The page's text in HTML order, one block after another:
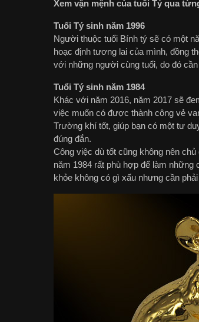
Xem vận mệnh của tuổi Tý qua
Tuổi Tý sinh năm 1996
Người thuộc tuổi Bính tý sẽ có một
hoạc định tương lai của mình, đồng
với những người cùng tuổi, do đó
Tuổi Tý sinh năm 1984
Khác với năm 2016, năm 2017 sẽ
việc muốn có được thành công vẻ
Trường khí tốt, giúp bạn có một tư
đúng đắn.
Công việc dù tốt cũng không nên
năm 1984 rất phù hợp để làm
khỏe không có gì xấu nhưng cần